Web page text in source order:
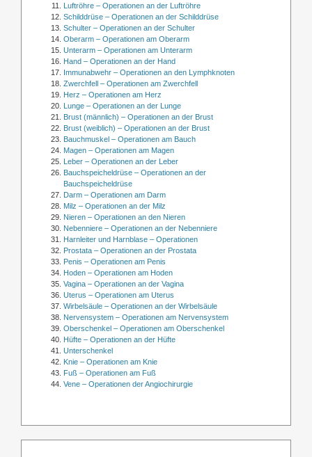
Luftröhre – Operationen an der Luftröhre
Schilddrüse – Operationen an der Schilddrüse
Schulter – Operationen an der Schulter
Oberarm – Operationen am Oberarm
Unterarm – Operationen am Unterarm
Hand – Operationen an der Hand
Immunabwehr – Operationen an den Lymphknoten
Zwerchfell – Operationen am Zwerchfell
Herz – Operationen am Herz
Lunge – Operationen an der Lunge
Brust (männlich) – Operationen an der Brust
Brust (weiblich) – Operationen an der Brust
Bauchmuskel – Operationen am Bauch
Magen – Operationen am Magen
Leber – Operationen an der Leber
Bauchspeicheldrüse – Operationen an der
Bauchspeicheldrüse
Darm – Operationen am Darm
Milz – Operationen an der Milz
Nieren – Operationen an den Nieren
Nebenniere – Operationen an der Nebenniere
Harnleiter und Harnblase – Operationen
Prostata – Operationen an der Prostata
Penis – Operationen am Penis
Hoden – Operationen am Hoden
Vagina – Operationen an der Vagina
Uterus – Operationen am Uterus
Wirbelsäule – Operationen an der Wirbelsäule
Nervensystem – Operationen am Nervensystem
Oberschenkel – Operationen am Oberschenkel
Hüfte – Operationen an der Hüfte
Unterschenkel
Knie – Operationen am Knie
Fuß – Operationen am Fuß
Vene – Operationen der Angiochirurgie